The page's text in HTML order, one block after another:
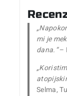
mi je
dana.“–
Selma,